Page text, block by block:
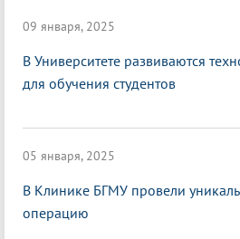
09 января, 2025
В Университете развиваются
для обучения студентов
05 января, 2025
В Клинике БГМУ провели
операцию